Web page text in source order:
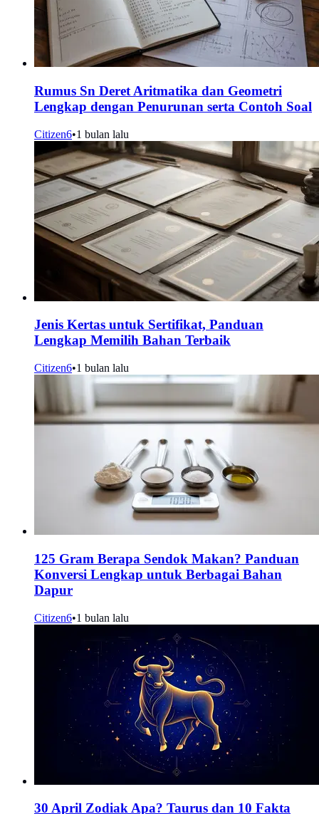
Rumus Sn Deret Aritmatika dan Geometri
Lengkap dengan Penurunan serta Contoh Soal
Citizen6•1 bulan lalu
Jenis Kertas untuk Sertifikat, Panduan
Lengkap Memilih Bahan Terbaik
Citizen6•1 bulan lalu
125 Gram Berapa Sendok Makan? Panduan
Konversi Lengkap untuk Berbagai Bahan
Dapur
Citizen6•1 bulan lalu
30 April Zodiak Apa? Taurus dan 10 Fakta